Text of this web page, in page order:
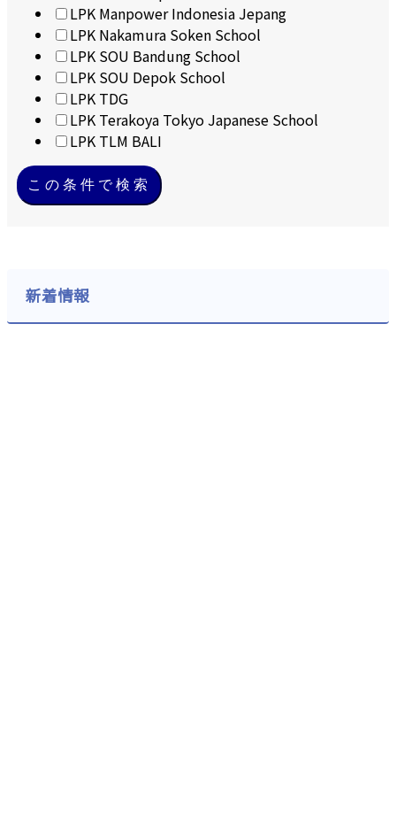
LPK Manpower Indonesia Jepang
LPK Nakamura Soken School
LPK SOU Bandung School
LPK SOU Depok School
LPK TDG
LPK Terakoya Tokyo Japanese School
LPK TLM BALI
この条件で検索
新着情報